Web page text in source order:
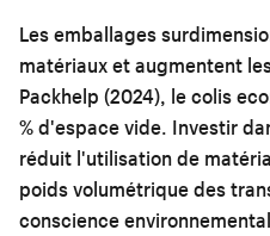
Les emballages
matériaux et augmentent
Packhelp (2024), le colis
% d'espace vide. Investir
réduit l'utilisation de
poids volumétrique des
conscience